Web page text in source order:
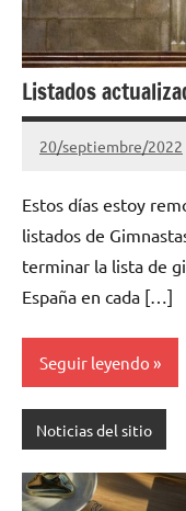
Listados
20/septiembre/2022
Gimnastas.net
No
comentarios
Estos días estoy
listados de
terminar la lista de
España en cada […]
Seguir leyendo
Noticias del sitio